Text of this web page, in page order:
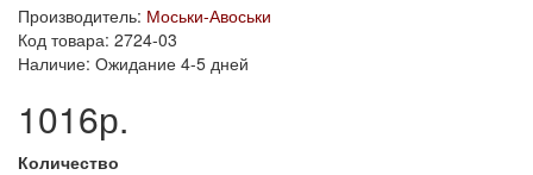
Производитель: Моськи-Авоськи
Код товара: 2724-03
Наличие: Ожидание 4-5 дней
1016р.
Количество